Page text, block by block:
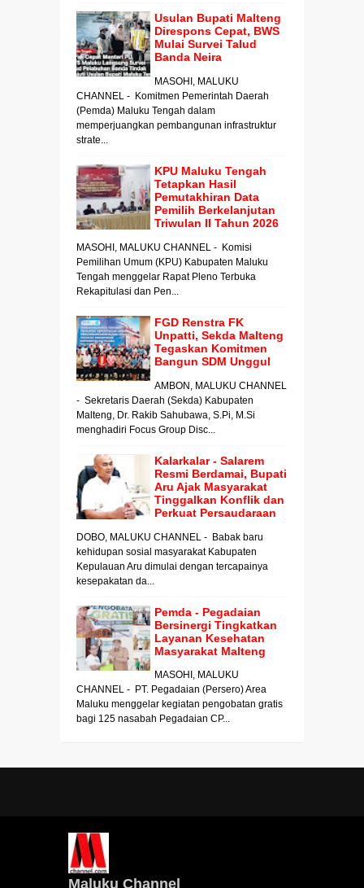
Usulan Bupati Malteng
Direspons Cepat, BWS
Mulai Survei Talud
Banda Neira
MASOHI, MALUKU
CHANNEL - Komitmen Pemerintah Daerah
(Pemda) Maluku Tengah dalam
memperjuangkan pembangunan infrastruktur
strate...
KPU Maluku Tengah
Tetapkan Hasil
Pemutakhiran Data
Pemilih Berkelanjutan
Triwulan II Tahun 2026
MASOHI, MALUKU CHANNEL - Komisi
Pemilihan Umum (KPU) Kabupaten Maluku
Tengah menggelar Rapat Pleno Terbuka
Rekapitulasi dan Pen...
FGD Renstra FK
Unpatti, Sekda Malteng
Tegaskan Komitmen
Bangun SDM Unggul
AMBON, MALUKU CHANNEL
- Sekretaris Daerah (Sekda) Kabupaten
Malteng, Dr. Rakib Sahubawa, S.Pi, M.Si
menghadiri Focus Group Disc...
Kalarkalar - Salarem
Resmi Berdamai, Bupati
Aru Ajak Masyarakat
Tinggalkan Konflik dan
Perkuat Persaudaraan
DOBO, MALUKU CHANNEL - Babak baru
kehidupan sosial masyarakat Kabupaten
Kepulauan Aru dimulai dengan tercapainya
kesepakatan da...
Pemda - Pegadaian
Bersinergi Tingkatkan
Layanan Kesehatan
Masyarakat Malteng
MASOHI, MALUKU
CHANNEL - PT. Pegadaian (Persero) Area
Maluku menggelar kegiatan pengobatan gratis
bagi 125 nasabah Pegadaian CP...
Maluku Channel